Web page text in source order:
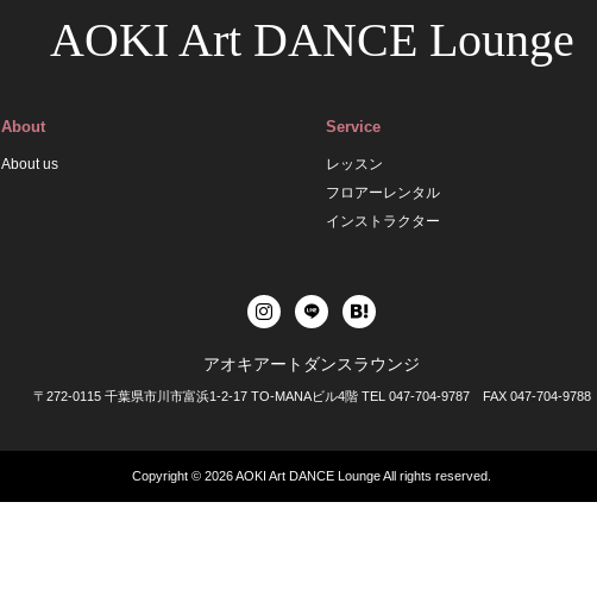
AOKI Art DANCE Lounge
About
About us
Service
レッスン
フロアーレンタル
インストラクター
アオキアートダンスラウンジ
〒272-0115 千葉県市川市富浜1-2-17 TO-MANAビル4階 TEL 047-704-9787 FAX 047-704-9788
Copyright © 2026AOKI Art DANCE LoungeAll rights reserved.